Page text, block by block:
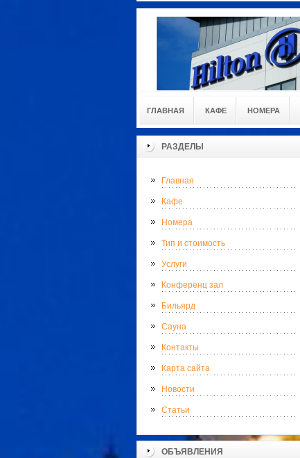
ГЛАВНАЯ КАФЕ НОМЕРА
РАЗДЕЛЫ
Главная
Кафе
Номера
Тип и стоимость
Услуги
Конференц зал
Бильярд
Сауна
Контакты
Карта сайта
Новости
Статьи
ОБЪЯВЛЕНИЯ